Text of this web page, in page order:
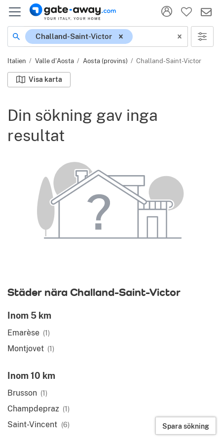
Plats
Challand-Saint-Victor
Italien Valle d'Aosta Aosta (provins) Challand-Saint-Victor
Visa karta
Din sökning gav inga
resultat
Städer nära Challand-Saint-Victor
Inom 5 km
Emarèse (1)
Montjovet (1)
Inom 10 km
Brusson (1)
Champdepraz (1)
Saint-Vincent (6) Spara sökning